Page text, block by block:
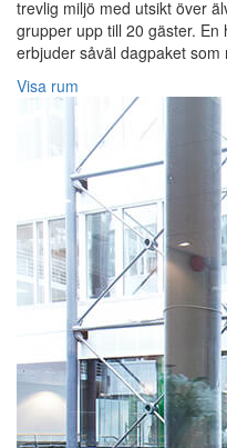
trevlig miljö med utsikt över
grupper upp till 20 gäster.
erbjuder såväl dagpaket som
Visa rum